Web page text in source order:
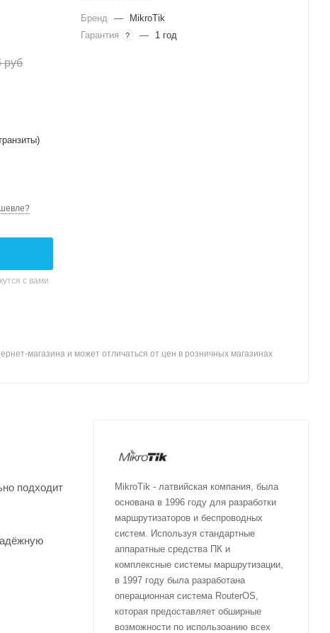
руб
с вами
Бренд —
MikroTik
Гарантия
? — 1 год
магазина и может отличаться от цен в розничных магазинах
подходит
MikroTik - латвийская компания, была
основана в 1996 году для разработки
маршрутизаторов и беспроводных
систем. Используя стандартные
аппаратные средства ПК и
комплексные системы маршрутизации,
в 1997 году была разработана
операционная система RouterOS,
которая предоставляет обширные
возможности по использоанию всех